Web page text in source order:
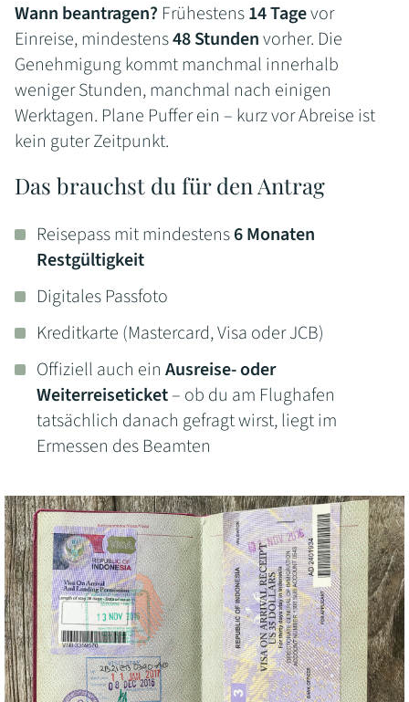
Wann beantragen? Frühestens14 Tagevor
Einreise, mindestens48 Stundenvorher. Die
Genehmigung kommt manchmal innerhalb
weniger Stunden, manchmal nach einigen
Werktagen. Plane Puffer ein – kurz vor Abreise ist
kein guter Zeitpunkt.
Das brauchst du für den Antrag
Reisepass mit mindestens6 Monaten
Restgültigkeit
Digitales Passfoto
Kreditkarte (Mastercard, Visa oder JCB)
Offiziell auch ein Ausreise- oder
Weiterreiseticket– ob du am Flughafen
tatsächlich danach gefragt wirst, liegt im
Ermessen des Beamten